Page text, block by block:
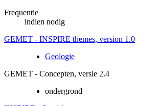
Frequentie
indien nodig
GEMET - INSPIRE themes, version 1.0
Geologie
GEMET - Concepten, versie 2.4
ondergrond